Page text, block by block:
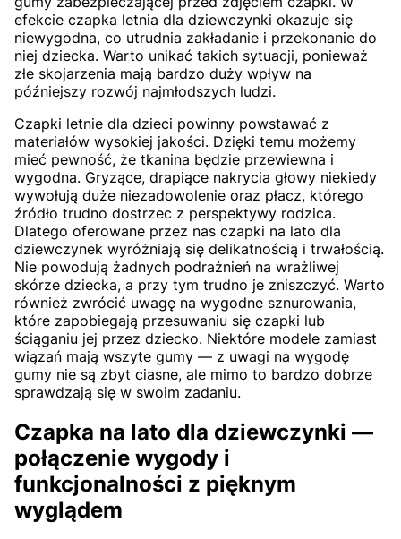
efekcie czapka letnia dla dziewczynki okazuje się
niewygodna, co utrudnia zakładanie i przekonanie do
niej dziecka. Warto unikać takich sytuacji, ponieważ
złe skojarzenia mają bardzo duży wpływ na
późniejszy rozwój najmłodszych ludzi.
Czapki letnie dla dzieci powinny powstawać z
materiałów wysokiej jakości. Dzięki temu możemy
mieć pewność, że tkanina będzie przewiewna i
wygodna. Gryzące, drapiące nakrycia głowy niekiedy
wywołują duże niezadowolenie oraz płacz, którego
źródło trudno dostrzec z perspektywy rodzica.
Dlatego oferowane przez nas czapki na lato dla
dziewczynek wyróżniają się delikatnością i trwałością.
Nie powodują żadnych podrażnień na wrażliwej
skórze dziecka, a przy tym trudno je zniszczyć. Warto
również zwrócić uwagę na wygodne sznurowania,
które zapobiegają przesuwaniu się czapki lub
ściąganiu jej przez dziecko. Niektóre modele zamiast
wiązań mają wszyte gumy — z uwagi na wygodę
gumy nie są zbyt ciasne, ale mimo to bardzo dobrze
sprawdzają się w swoim zadaniu.
Czapka na lato dla dziewczynki —
połączenie wygody i
funkcjonalności z pięknym
wyglądem